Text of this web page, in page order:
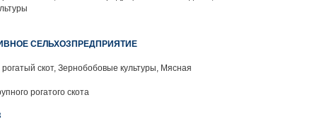
СЕЛЬХОЗПРЕДПРИЯТИЕ
скот, Зернобобовые культуры, Мясная
рогатого скота